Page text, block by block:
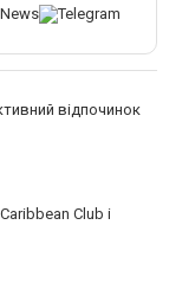
відпочинок
Club і